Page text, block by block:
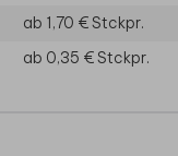
ab 1,70 €Stckpr.
ab 0,35 €Stckpr.